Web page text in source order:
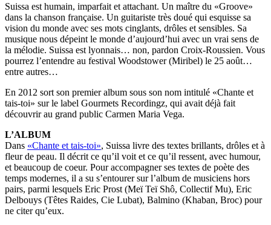
Suissa est humain, imparfait et attachant. Un maître du «Groove»
dans la chanson française. Un guitariste très doué qui esquisse sa
vision du monde avec ses mots cinglants, drôles et sensibles. Sa
musique nous dépeint le monde d’aujourd’hui avec un vrai sens de
la mélodie. Suissa est lyonnais… non, pardon Croix-Roussien. Vous
pourrez l’entendre au festival Woodstower (Miribel) le 25 août…
entre autres…
En 2012 sort son premier album sous son nom intitulé «Chante et
tais-toi» sur le label Gourmets Recordingz, qui avait déjà fait
découvrir au grand public Carmen Maria Vega.
L’ALBUM
Dans «Chante et tais-toi», Suissa livre des textes brillants, drôles et à
fleur de peau. Il décrit ce qu’il voit et ce qu’il ressent, avec humour,
et beaucoup de coeur. Pour accompagner ses textes de poète des
temps modernes, il a su s’entourer sur l’album de musiciens hors
pairs, parmi lesquels Eric Prost (Meï Teï Shô, Collectif Mu), Eric
Delbouys (Têtes Raides, Cie Lubat), Balmino (Khaban, Broc) pour
ne citer qu’eux.